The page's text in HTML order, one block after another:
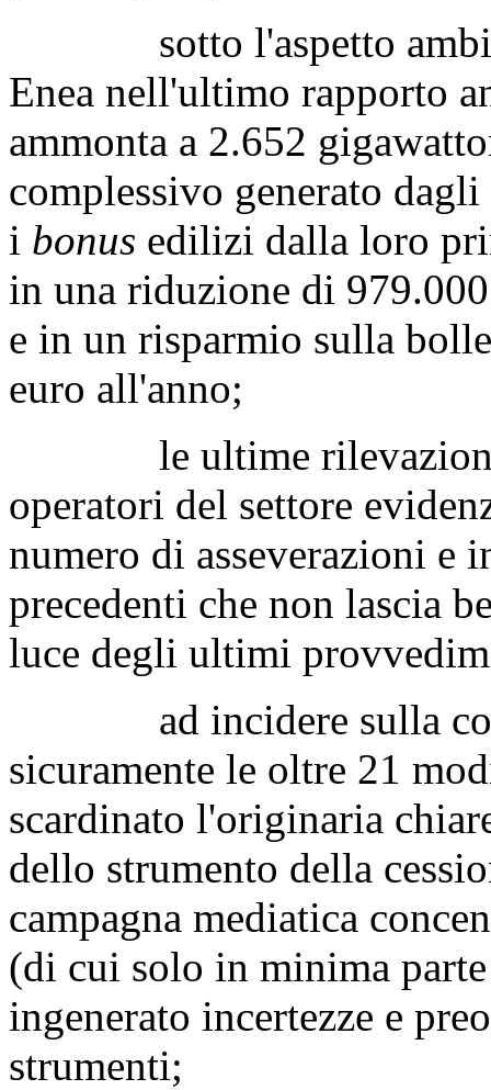
sotto l'aspetto
Enea nell'ultimo rapporto
ammonta a 2.652
complessivo generato
i bonus edilizi dalla loro
in una riduzione di
e in un risparmio sulla
euro all'anno;
le ultime rilevazioni
operatori del settore
numero di asseverazioni e
precedenti che non lascia
luce degli ultimi
ad incidere sulla
sicuramente le oltre 21
scardinato l'originaria
dello strumento della
campagna mediatica
(di cui solo in minima
ingenerato incertezze e
strumenti;